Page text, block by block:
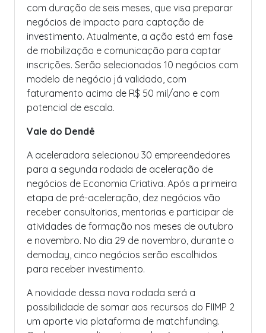
com duração de seis meses, que visa preparar
negócios de impacto para captação de
investimento. Atualmente, a ação está em fase
de mobilização e comunicação para captar
inscrições. Serão selecionados 10 negócios com
modelo de negócio já validado, com
faturamento acima de R$ 50 mil/ano e com
potencial de escala.
Vale do Dendê
A aceleradora selecionou 30 empreendedores
para a segunda rodada de aceleração de
negócios de Economia Criativa. Após a primeira
etapa de pré-aceleração, dez negócios vão
receber consultorias, mentorias e participar de
atividades de formação nos meses de outubro
e novembro. No dia 29 de novembro, durante o
demoday, cinco negócios serão escolhidos
para receber investimento.
A novidade dessa nova rodada será a
possibilidade de somar aos recursos do FIIMP 2
um aporte via plataforma de matchfunding.